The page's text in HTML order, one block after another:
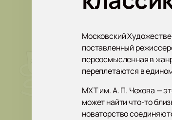
Московский
поставленный
переосмысленная в
переплетаются в
МХТ им. А. П. Чехова —
может найти что-то
новаторство